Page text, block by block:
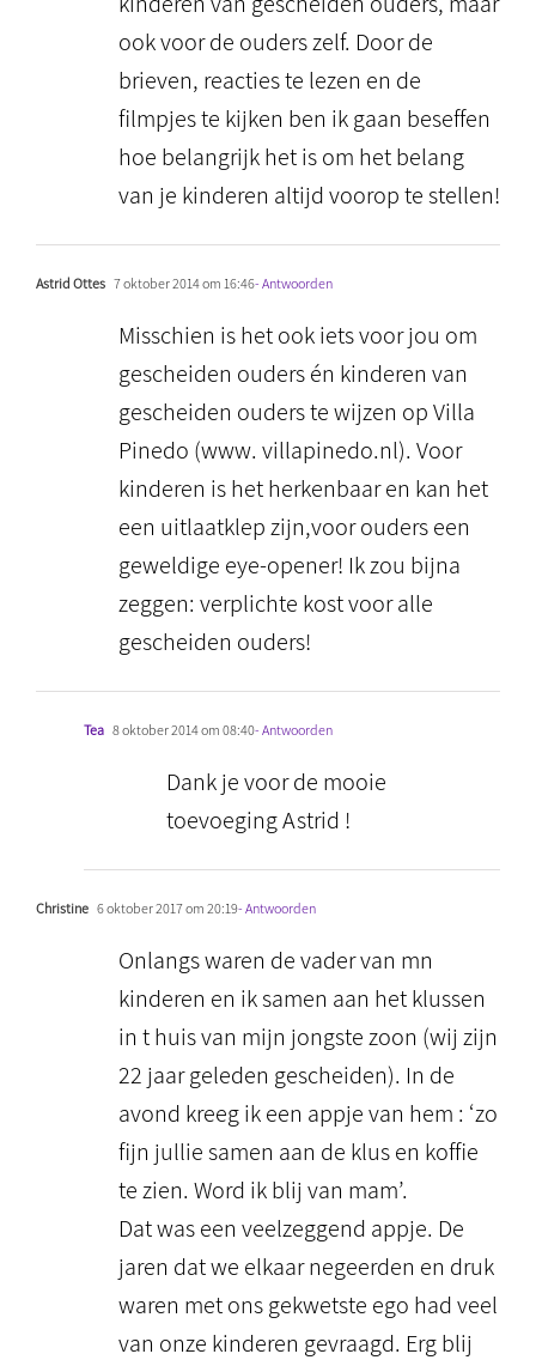
ook voor de ouders zelf. Door de
brieven, reacties te lezen en de
filmpjes te kijken ben ik gaan beseffen
hoe belangrijk het is om het belang
van je kinderen altijd voorop te stellen!
Astrid Ottes 7 oktober 2014 om 16:46- Antwoorden
Misschien is het ook iets voor jou om
gescheiden ouders én kinderen van
gescheiden ouders te wijzen op Villa
Pinedo (www. villapinedo.nl). Voor
kinderen is het herkenbaar en kan het
een uitlaatklep zijn,voor ouders een
geweldige eye-opener! Ik zou bijna
zeggen: verplichte kost voor alle
gescheiden ouders!
Tea 8 oktober 2014 om 08:40- Antwoorden
Dank je voor de mooie
toevoeging Astrid !
Christine 6 oktober 2017 om 20:19- Antwoorden
Onlangs waren de vader van mn
kinderen en ik samen aan het klussen
in t huis van mijn jongste zoon (wij zijn
22 jaar geleden gescheiden). In de
avond kreeg ik een appje van hem : ‘zo
fijn jullie samen aan de klus en koffie
te zien. Word ik blij van mam’.
Dat was een veelzeggend appje. De
jaren dat we elkaar negeerden en druk
waren met ons gekwetste ego had veel
van onze kinderen gevraagd. Erg blij